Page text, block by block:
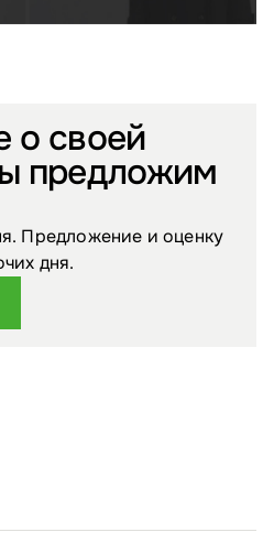
о своей
предложим
Предложение и оценку
дня.